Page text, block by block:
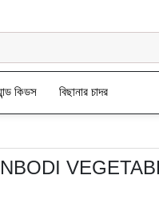
কিডস বিছানার চাদর
INBODI